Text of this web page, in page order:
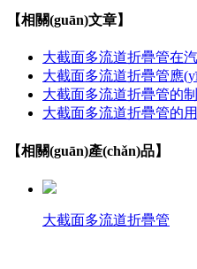
【相關(guān)文章】
大截面多流道折疊管在
大截面多流道折疊管應
大截面多流道折疊管的
大截面多流道折疊管的
【相關(guān)產(chǎn)品】
大截面多流道折疊管